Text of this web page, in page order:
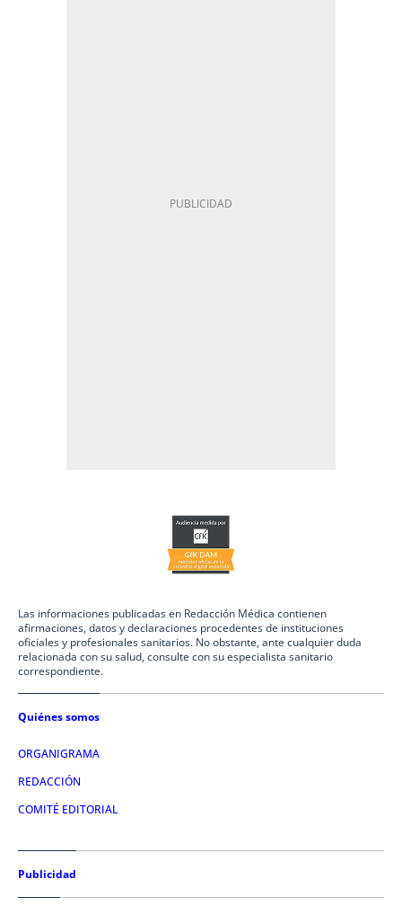
Las informaciones publicadas en Redacción Médica contienen
afirmaciones, datos y declaraciones procedentes de instituciones
oficiales y profesionales sanitarios. No obstante, ante cualquier duda
relacionada con su salud, consulte con su especialista sanitario
correspondiente.
Quiénes somos
ORGANIGRAMA
REDACCIÓN
COMITÉ EDITORIAL
Publicidad